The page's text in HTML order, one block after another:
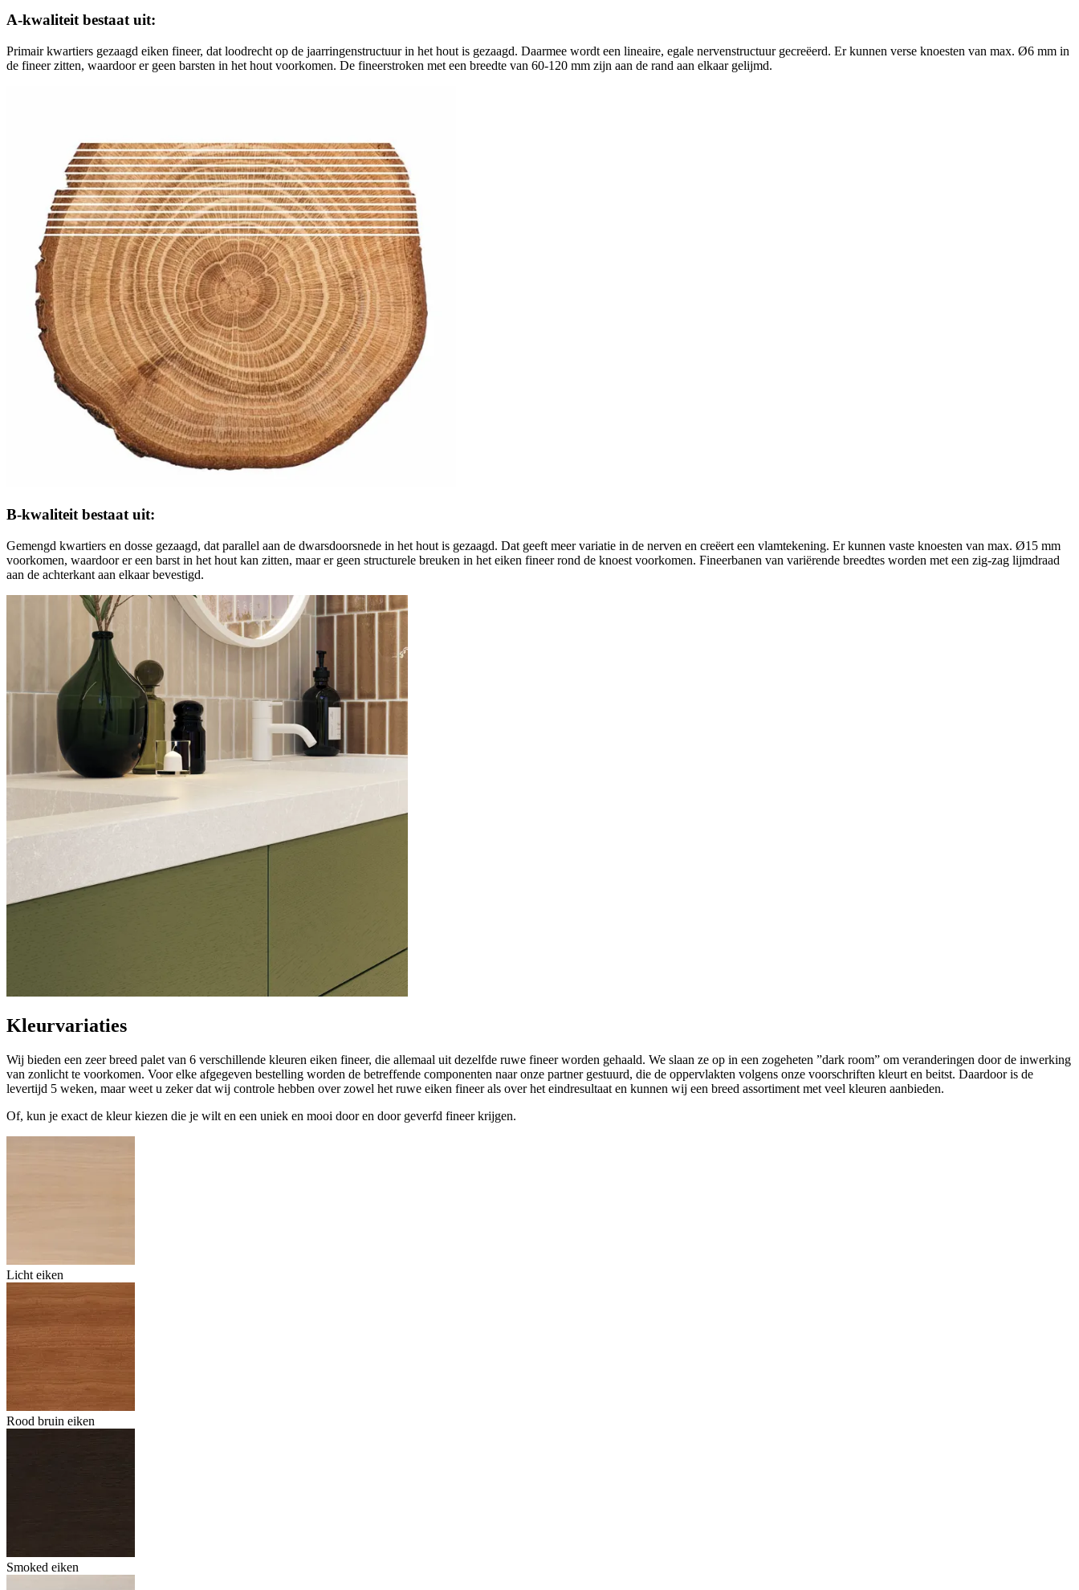
A-kwaliteit bestaat uit:
Primair kwartiers gezaagd eiken fineer, dat loodrecht op de jaarringenstructuur in het hout is gezaagd. Daarmee wordt een lineaire, egale nervenstructuur gecreëerd. Er kunnen verse knoesten van max. Ø6 mm in
de fineer zitten, waardoor er geen barsten in het hout voorkomen. De fineerstroken met een breedte van 60-120 mm zijn aan de rand aan elkaar gelijmd.
B-kwaliteit bestaat uit:
Gemengd kwartiers en dosse gezaagd, dat parallel aan de dwarsdoorsnede in het hout is gezaagd. Dat geeft meer variatie in de nerven en creëert een vlamtekening. Er kunnen vaste knoesten van max. Ø15 mm
voorkomen, waardoor er een barst in het hout kan zitten, maar er geen structurele breuken in het eiken fineer rond de knoest voorkomen. Fineerbanen van variërende breedtes worden met een zig-zag lijmdraad
aan de achterkant aan elkaar bevestigd.
Kleurvariaties
Wij bieden een zeer breed palet van 6 verschillende kleuren eiken fineer, die allemaal uit dezelfde ruwe fineer worden gehaald. We slaan ze op in een zogeheten ”dark room” om veranderingen door de inwerking
van zonlicht te voorkomen. Voor elke afgegeven bestelling worden de betreffende componenten naar onze partner gestuurd, die de oppervlakten volgens onze voorschriften kleurt en beitst. Daardoor is de
levertijd 5 weken, maar weet u zeker dat wij controle hebben over zowel het ruwe eiken fineer als over het eindresultaat en kunnen wij een breed assortiment met veel kleuren aanbieden.
Of, kun je exact de kleur kiezen die je wilt en een uniek en mooi door en door geverfd fineer krijgen.
Licht eiken
Rood bruin eiken
Smoked eiken